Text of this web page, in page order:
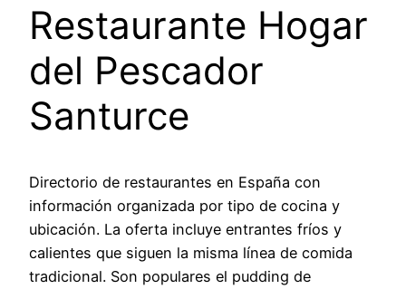
Restaurante Hogar
del Pescador
Santurce
Directorio de restaurantes en España con
información organizada por tipo de cocina y
ubicación. La oferta incluye entrantes fríos y
calientes que siguen la misma línea de comida
tradicional. Son populares el pudding de